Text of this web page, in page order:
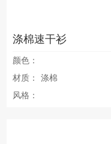
涤棉速干衫
颜色：
材质：
涤棉
风格：